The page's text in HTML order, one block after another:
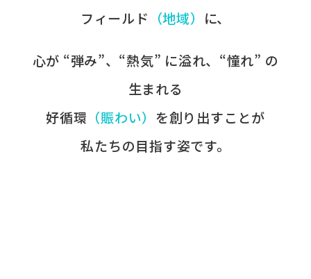
フィールド ​（地域） に、​
心が​ “弾み”、​“熱気” に​溢れ、​“憧れ” の​
生まれる
好循環 ​（賑わい） を​創り出すことが
​私たちの​目指す姿です。​